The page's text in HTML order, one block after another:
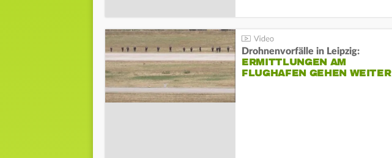
Drohnenvorfälle in Leipzig:
ERMITTLUNGEN AM
FLUGHAFEN GEHEN WEITER